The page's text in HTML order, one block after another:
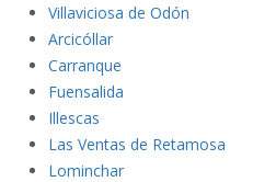
Villaviciosa de Odón
Arcicóllar
Carranque
Fuensalida
Illescas
Las Ventas de Retamosa
Lominchar